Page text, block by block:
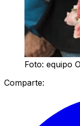
Foto: equipo
Comparte: